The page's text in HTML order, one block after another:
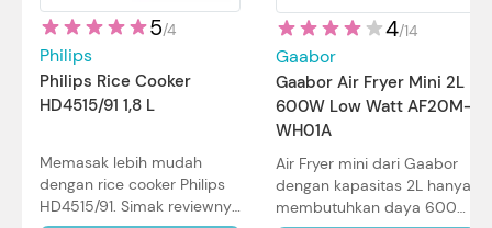
5/4
Philips
Philips Rice Cooker
HD4515/91 1,8 L
Memasak lebih mudah
dengan rice cooker Philips
HD4515/91. Simak reviewnya
4/14
Gaabor
Gaabor Air Fryer Mini 2L
600W Low Watt AF20M-
WH01A
Air Fryer mini dari Gaabor
dengan kapasitas 2L hanya
membutuhkan daya 600W